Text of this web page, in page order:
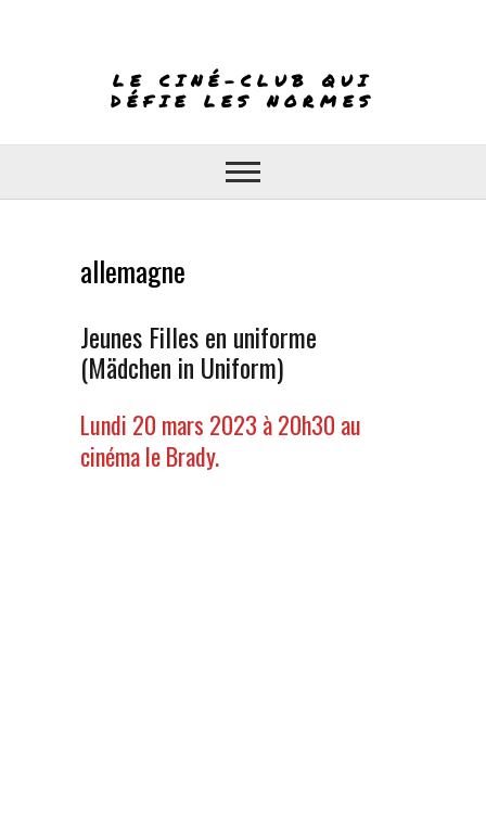
LE CINÉ-CLUB QUI
DÉFIE LES NORMES
allemagne
Jeunes Filles en uniforme
(Mädchen in Uniform)
Lundi 20 mars 2023 à 20h30 au
cinéma le Brady.